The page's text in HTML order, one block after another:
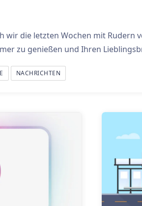
wir die letzten Wochen mit Rudern
zu genießen und Ihren
NACHRICHTEN